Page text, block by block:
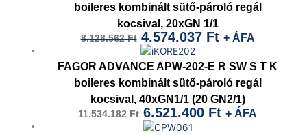
boileres kombinált sütő-pároló regál
kocsival, 20xGN 1/1
8.128.562Ft
was:
8.128.562 Ft.
4.574.037 Ft
is:
4.574.037 Ft.
+ ÁFA
FAGOR ADVANCE APW-202-E R SW S T K
boileres kombinált sütő-pároló regál
kocsival, 40xGN1/1 (20 GN2/1)
11.534.182Ft
Original
price
was:
11.534.182 Ft.
6.521.400 Ft
price
is:
6.521.400 Ft.
+ ÁFA
Original